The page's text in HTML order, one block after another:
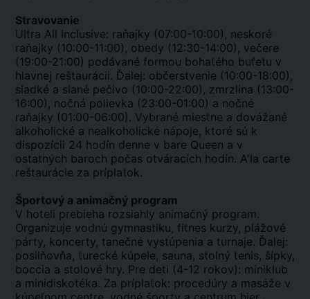
Stravovanie
Ultra All Inclusive: raňajky (07:00-10:00), neskoré
raňajky (10:00-11:00), obedy (12:30-14:00), večere
(19:00-21:00) podávané formou bohatého bufetu v
hlavnej reštaurácii. Ďalej: občerstvenie (10:00-18:00),
sladké a slané pečivo (10:00-22:00), zmrzlina (13:00-
16:00), nočná polievka (23:00-01:00) a nočné
raňajky (01:00-06:00). Vybrané miestne a dovážané
alkoholické a nealkoholické nápoje, ktoré sú k
dispozícii 24 hodín denne v bare Queen a v
ostatných baroch počas otváracích hodín. A'la carte
reštaurácie za príplatok.
Športový a animačný program
V hoteli prebieha rozsiahly animačný program.
Organizuje vodnú gymnastiku, fitnes kurzy, plážové
párty, koncerty, tanečné vystúpenia a turnaje. Ďalej:
posilňovňa, turecké kúpele, sauna, stolný tenis, šípky,
boccia a stolové hry. Pre deti (4-12 rokov): miniklub
a minidiskotéka. Za príplatok: procedúry a masáže v